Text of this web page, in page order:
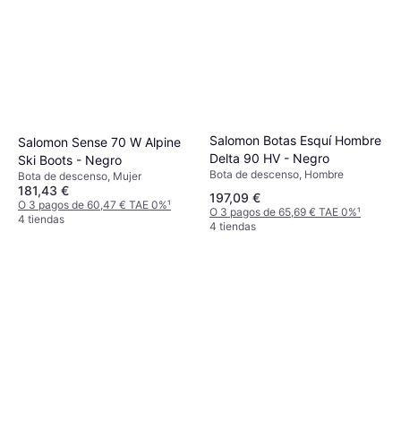
Salomon Sense 70 W Alpine
Ski Boots - Negro
Bota de descenso, Mujer
181,43 €
O 3 pagos de 60,47 € TAE 0%¹
4 tiendas
Salomon Botas Esquí Hombre
Delta 90 HV - Negro
Bota de descenso, Hombre
197,09 €
O 3 pagos de 65,69 € TAE 0%¹
4 tiendas